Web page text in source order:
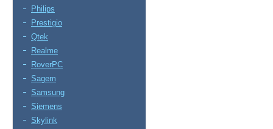
Philips
Prestigio
Qtek
Realme
RoverPC
Sagem
Samsung
Siemens
Skylink